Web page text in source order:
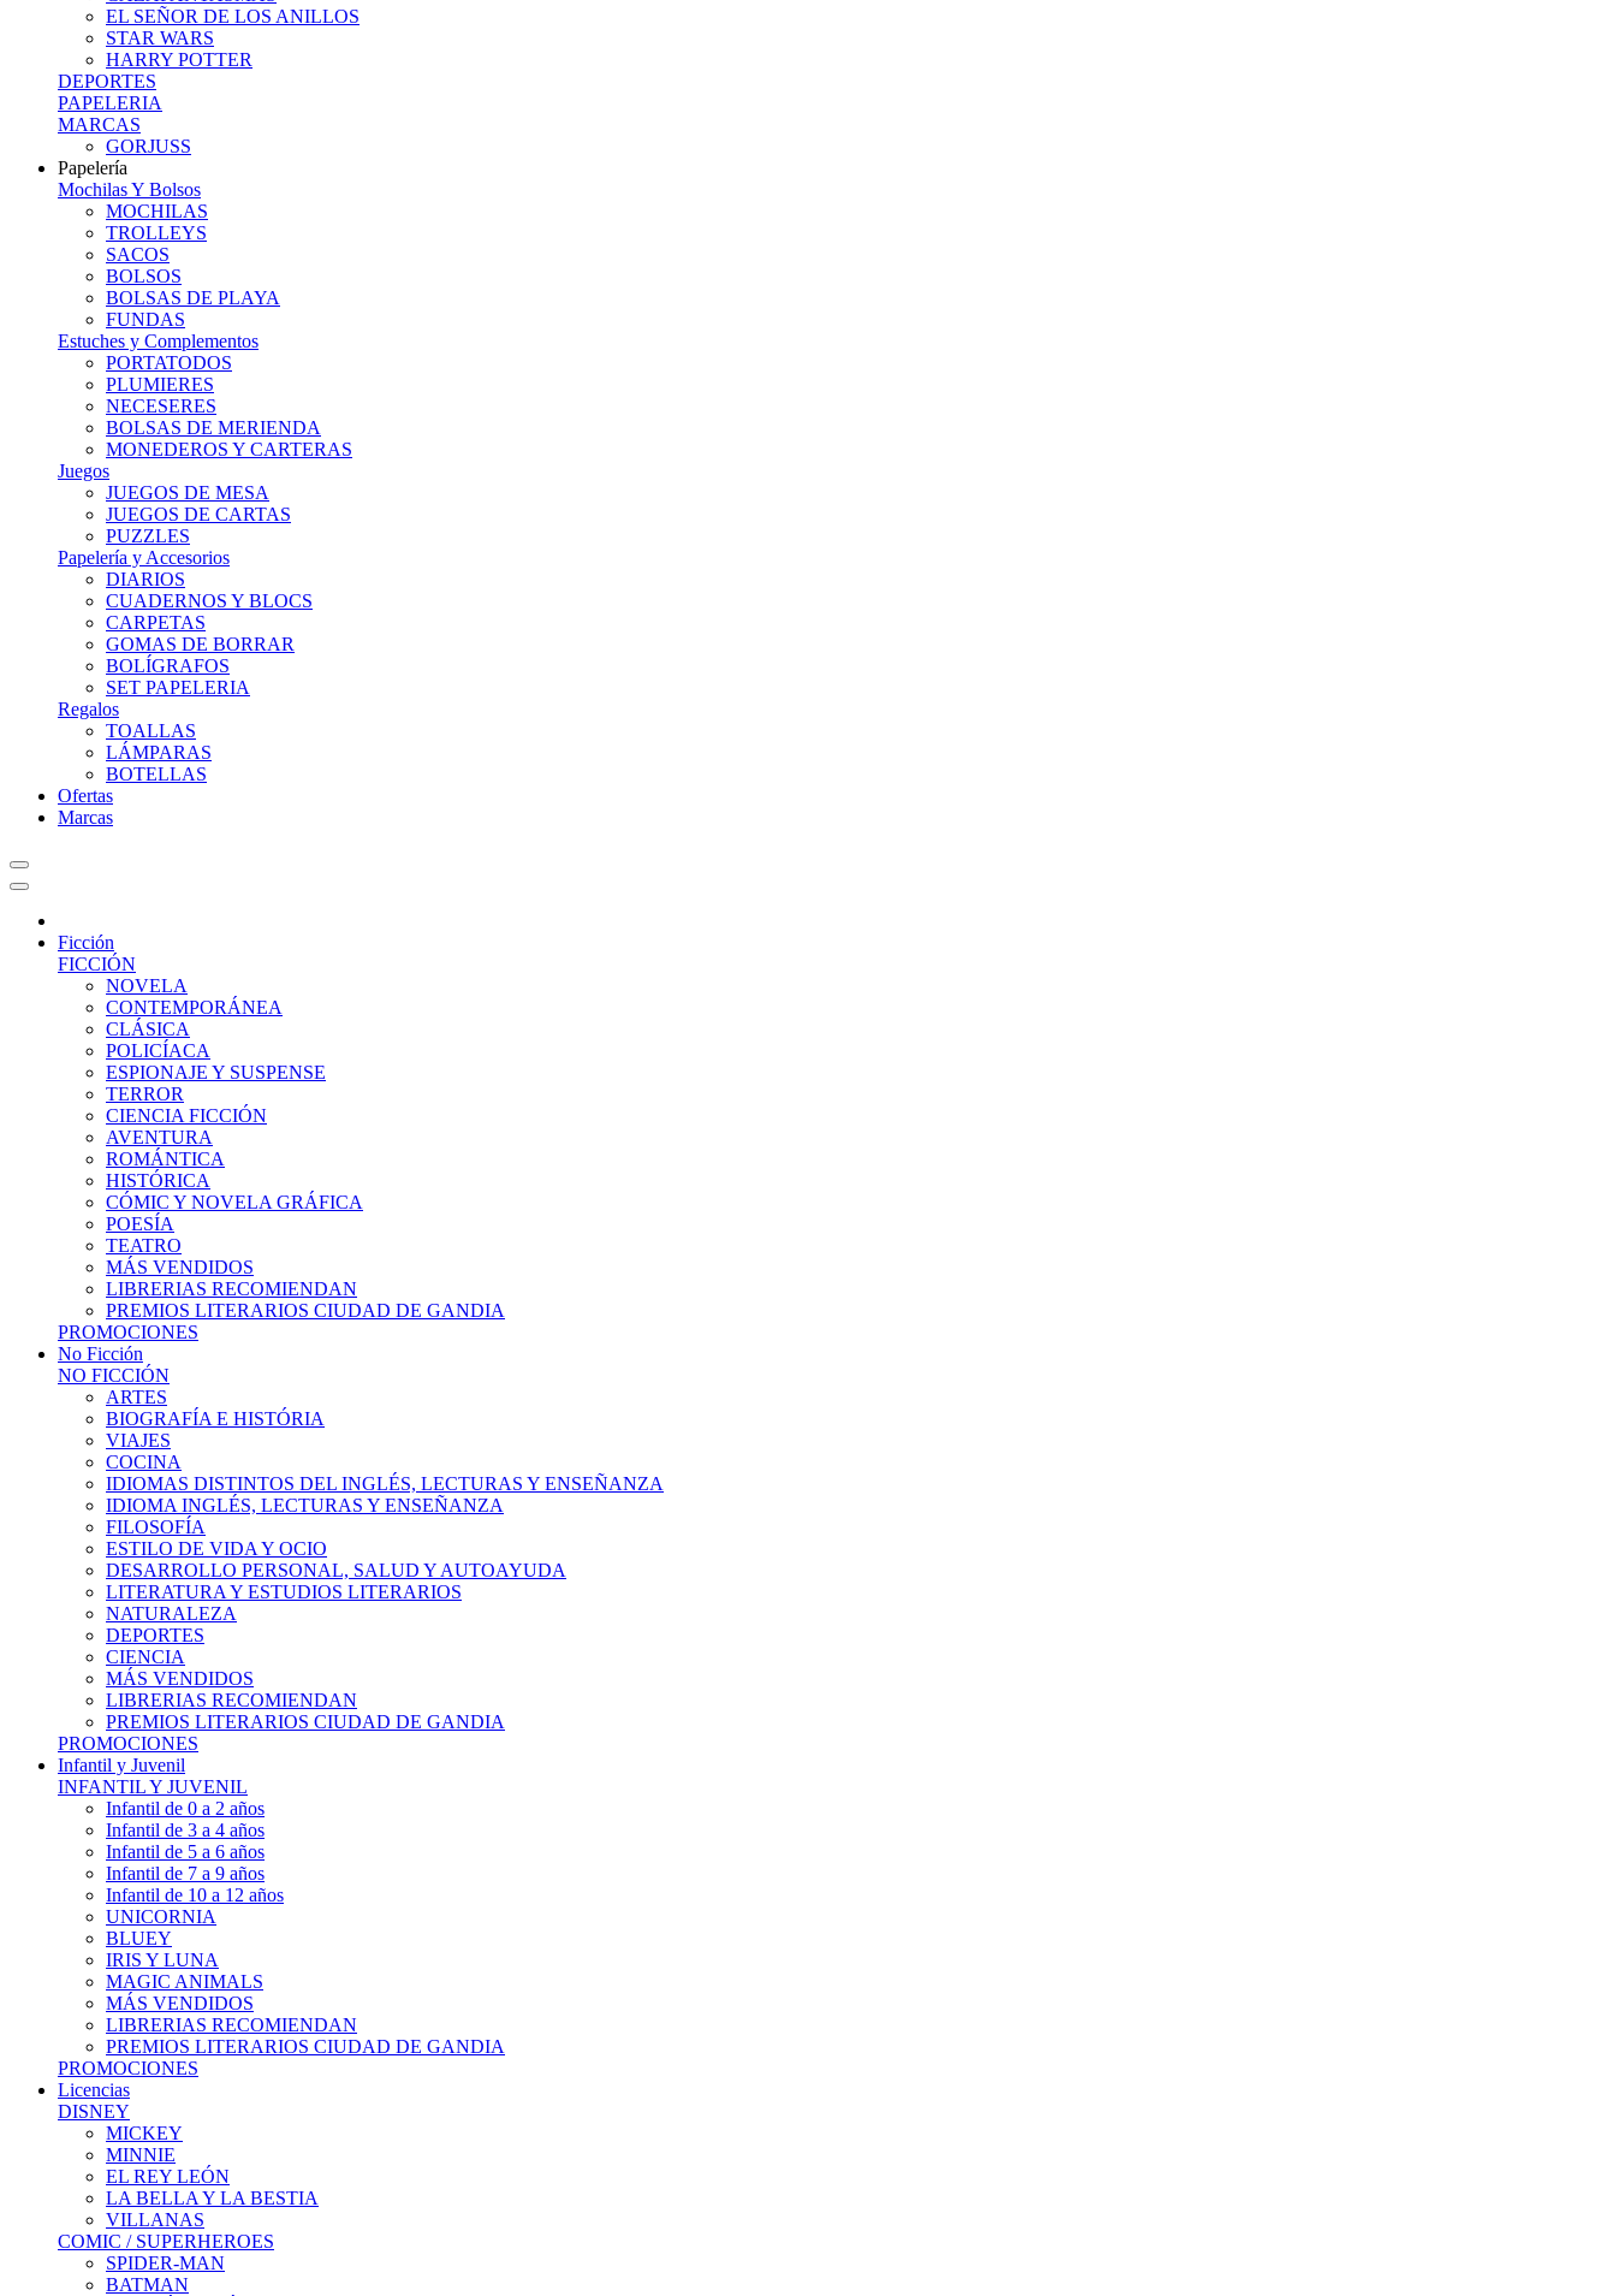
EL SEÑOR DE LOS ANILLOS
STAR WARS
HARRY POTTER
DEPORTES
PAPELERIA
MARCAS
GORJUSS
Papelería
Mochilas Y Bolsos
MOCHILAS
TROLLEYS
SACOS
BOLSOS
BOLSAS DE PLAYA
FUNDAS
Estuches y Complementos
PORTATODOS
PLUMIERES
NECESERES
BOLSAS DE MERIENDA
MONEDEROS Y CARTERAS
Juegos
JUEGOS DE MESA
JUEGOS DE CARTAS
PUZZLES
Papelería y Accesorios
DIARIOS
CUADERNOS Y BLOCS
CARPETAS
GOMAS DE BORRAR
BOLÍGRAFOS
SET PAPELERIA
Regalos
TOALLAS
LÁMPARAS
BOTELLAS
Ofertas
Marcas
Ficción
FICCIÓN
NOVELA
CONTEMPORÁNEA
CLÁSICA
POLICÍACA
ESPIONAJE Y SUSPENSE
TERROR
CIENCIA FICCIÓN
AVENTURA
ROMÁNTICA
HISTÓRICA
CÓMIC Y NOVELA GRÁFICA
POESÍA
TEATRO
MÁS VENDIDOS
LIBRERIAS RECOMIENDAN
PREMIOS LITERARIOS CIUDAD DE GANDIA
PROMOCIONES
No Ficción
NO FICCIÓN
ARTES
BIOGRAFÍA E HISTÓRIA
VIAJES
COCINA
IDIOMAS DISTINTOS DEL INGLÉS, LECTURAS Y ENSEÑANZA
IDIOMA INGLÉS, LECTURAS Y ENSEÑANZA
FILOSOFÍA
ESTILO DE VIDA Y OCIO
DESARROLLO PERSONAL, SALUD Y AUTOAYUDA
LITERATURA Y ESTUDIOS LITERARIOS
NATURALEZA
DEPORTES
CIENCIA
MÁS VENDIDOS
LIBRERIAS RECOMIENDAN
PREMIOS LITERARIOS CIUDAD DE GANDIA
PROMOCIONES
Infantil y Juvenil
INFANTIL Y JUVENIL
Infantil de 0 a 2 años
Infantil de 3 a 4 años
Infantil de 5 a 6 años
Infantil de 7 a 9 años
Infantil de 10 a 12 años
UNICORNIA
BLUEY
IRIS Y LUNA
MAGIC ANIMALS
MÁS VENDIDOS
LIBRERIAS RECOMIENDAN
PREMIOS LITERARIOS CIUDAD DE GANDIA
PROMOCIONES
Licencias
DISNEY
MICKEY
MINNIE
EL REY LEÓN
LA BELLA Y LA BESTIA
VILLANAS
COMIC / SUPERHEROES
SPIDER-MAN
BATMAN